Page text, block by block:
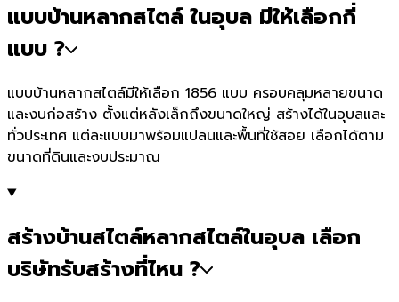
แบบบ้านหลากสไตล์ ในอุบล มีให้เลือกกี่
แบบ ?
แบบบ้านหลากสไตล์มีให้เลือก 1856 แบบ ครอบคลุมหลายขนาด
และงบก่อสร้าง ตั้งแต่หลังเล็กถึงขนาดใหญ่ สร้างได้ในอุบลและ
ทั่วประเทศ แต่ละแบบมาพร้อมแปลนและพื้นที่ใช้สอย เลือกได้ตาม
ขนาดที่ดินและงบประมาณ
สร้างบ้านสไตล์หลากสไตล์ในอุบล เลือก
บริษัทรับสร้างที่ไหน ?